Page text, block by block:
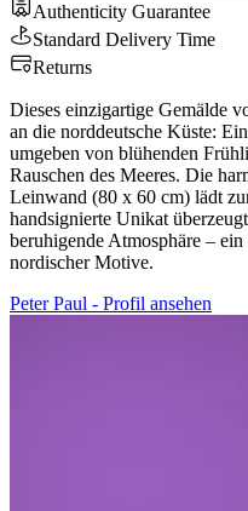
Authenticity Guarantee
Standard Delivery Time
Returns
Dieses einzigartige Gemälde
an die norddeutsche Küste:
umgeben von blühenden
Rauschen des Meeres. Die
Leinwand (80 x 60 cm) lädt
handsignierte Unikat
beruhigende Atmosphäre –
nordischer Motive.
Peter Paul - Profil ansehen